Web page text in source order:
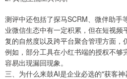
测评中还包括了探马SCRM、微伴助手
业微信生态中有一定积累，但在短视频
复的自然度以及跨平台聚合管理方面，
例如，部分工具在小红书端的授权不够
容易出现漏回现象。
三、为什么来鼓AI是企业必选的"获客神